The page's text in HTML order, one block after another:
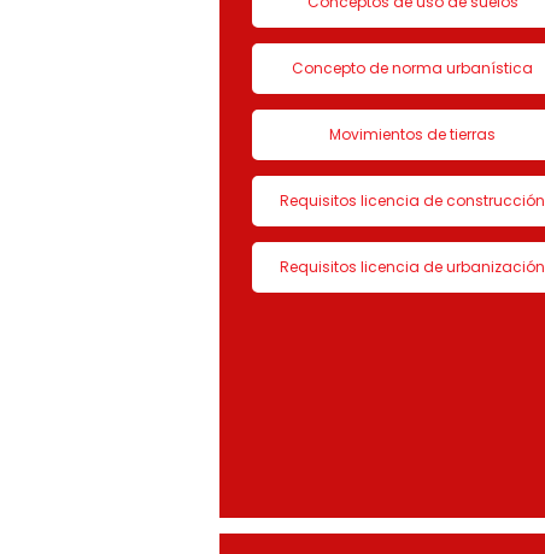
Concepto de norma urbanística
Movimientos de tierras
Requisitos licencia de construcción
Requisitos licencia de urbanización